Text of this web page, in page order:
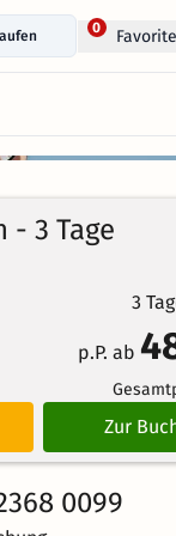
0
88%
3 Tage
3
p.P. ab
Zur
0099